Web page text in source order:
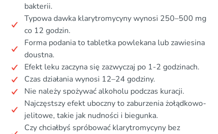
bakterii.
Typowa dawka klarytromycyny wynosi 250–500 mg
co 12 godzin.
Forma podania to tabletka powlekana lub zawiesina
doustna.
Efekt leku zaczyna się zazwyczaj po 1-2 godzinach.
Czas działania wynosi 12–24 godziny.
Nie należy spożywać alkoholu podczas kuracji.
Najczęstszy efekt uboczny to zaburzenia żołądkowo-
jelitowe, takie jak nudności i biegunka.
Czy chciałbyś spróbować klarytromycyny bez